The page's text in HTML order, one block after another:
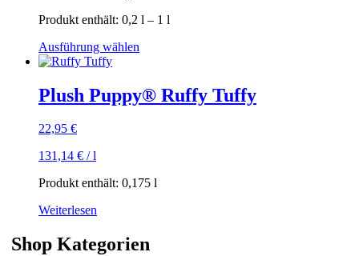
Produkt enthält: 0,2 l – 1 l
Ausführung wählen
mehrere
Varianten
auf
der
Plush Puppy® Ruffy Tuffy
22,95 €
131,14 € /l
Produkt enthält: 0,175 l
Weiterlesen
Shop Kategorien